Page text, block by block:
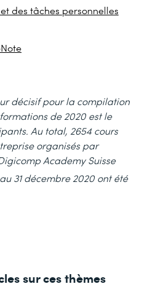
des tâches personnelles
décisif pour la compilation
de 2020 est le
Au total, 2654 cours
organisés par
Academy Suisse
31 décembre 2020 ont été
sur ces thèmes